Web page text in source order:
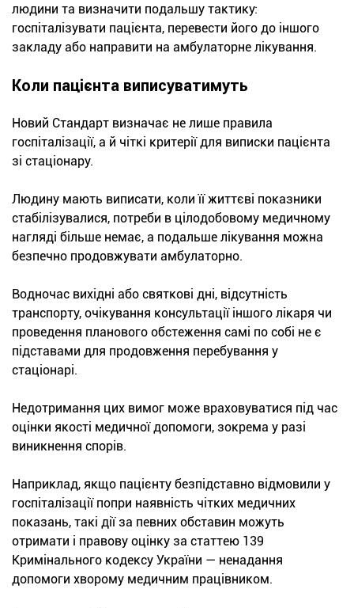
людини та визначити подальшу тактику:
госпіталізувати пацієнта, перевести його до іншого
закладу або направити на амбулаторне лікування.
Коли пацієнта виписуватимуть
Новий Стандарт визначає не лише правила
госпіталізації, а й чіткі критерії для виписки пацієнта
зі стаціонару.
Людину мають виписати, коли її життєві показники
стабілізувалися, потреби в цілодобовому медичному
нагляді більше немає, а подальше лікування можна
безпечно продовжувати амбулаторно.
Водночас вихідні або святкові дні, відсутність
транспорту, очікування консультації іншого лікаря чи
проведення планового обстеження самі по собі не є
підставами для продовження перебування у
стаціонарі.
Недотримання цих вимог може враховуватися під час
оцінки якості медичної допомоги, зокрема у разі
виникнення спорів.
Наприклад, якщо пацієнту безпідставно відмовили у
госпіталізації попри наявність чітких медичних
показань, такі дії за певних обставин можуть
отримати і правову оцінку за статтею 139
Кримінального кодексу України — ненадання
допомоги хворому медичним працівником.